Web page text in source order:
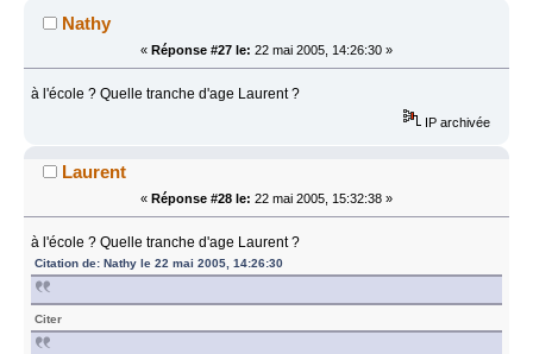
Nathy
« Réponse #27 le: 22 mai 2005, 14:26:30 »
à l'école ? Quelle tranche d'age Laurent ?
IP archivée
Laurent
« Réponse #28 le: 22 mai 2005, 15:32:38 »
à l'école ? Quelle tranche d'age Laurent ?
Citation de: Nathy le 22 mai 2005, 14:26:30
Citer